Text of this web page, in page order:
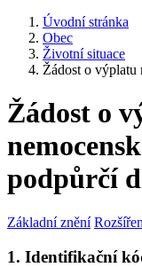
Úvodní stránka
Obec
Životní situace
Žádost o výplatu
Žádost o
podpůrčí
Základní znění
1. Identifikační